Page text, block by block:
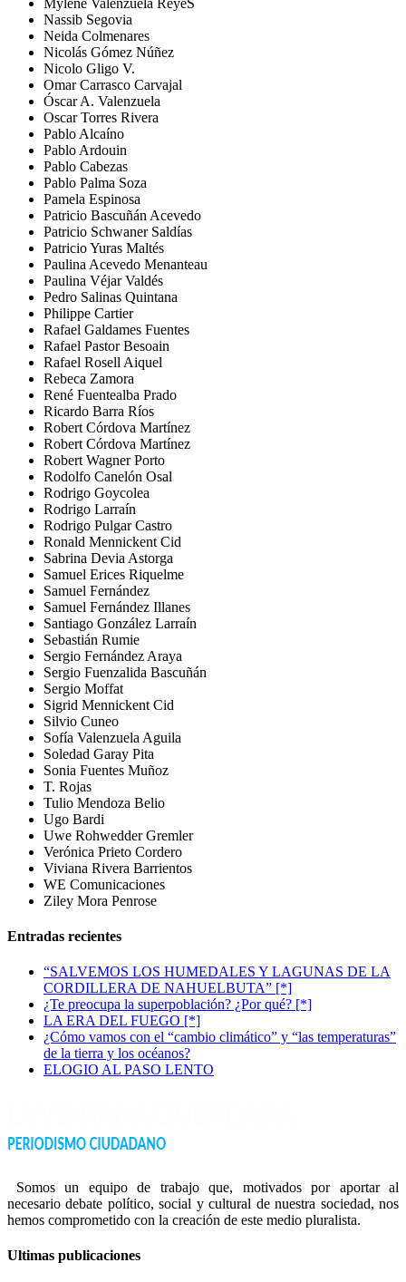
Nassib Segovia
Neida Colmenares
Nicolás Gómez Núñez
Nicolo Gligo V.
Omar Carrasco Carvajal
Óscar A. Valenzuela
Oscar Torres Rivera
Pablo Alcaíno
Pablo Ardouin
Pablo Cabezas
Pablo Palma Soza
Pamela Espinosa
Patricio Bascuñán Acevedo
Patricio Schwaner Saldías
Patricio Yuras Maltés
Paulina Acevedo Menanteau
Paulina Véjar Valdés
Pedro Salinas Quintana
Philippe Cartier
Rafael Galdames Fuentes
Rafael Pastor Besoain
Rafael Rosell Aiquel
Rebeca Zamora
René Fuentealba Prado
Ricardo Barra Ríos
Robert Córdova Martínez
Robert Córdova Martínez
Robert Wagner Porto
Rodolfo Canelón Osal
Rodrigo Goycolea
Rodrigo Larraín
Rodrigo Pulgar Castro
Ronald Mennickent Cid
Sabrina Devia Astorga
Samuel Erices Riquelme
Samuel Fernández
Samuel Fernández Illanes
Santiago González Larraín
Sebastián Rumie
Sergio Fernández Araya
Sergio Fuenzalida Bascuñán
Sergio Moffat
Sigrid Mennickent Cid
Silvio Cuneo
Sofía Valenzuela Aguila
Soledad Garay Pita
Sonia Fuentes Muñoz
T. Rojas
Tulio Mendoza Belio
Ugo Bardi
Uwe Rohwedder Gremler
Verónica Prieto Cordero
Viviana Rivera Barrientos
WE Comunicaciones
Ziley Mora Penrose
Entradas recientes
“SALVEMOS LOS HUMEDALES Y LAGUNAS DE LA
CORDILLERA DE NAHUELBUTA” [*]
¿Te preocupa la superpoblación? ¿Por qué? [*]
LA ERA DEL FUEGO [*]
¿Cómo vamos con el “cambio climático” y “las temperaturas”
de la tierra y los océanos?
ELOGIO AL PASO LENTO
Somos un equipo de trabajo que, motivados por aportar al
necesario debate político, social y cultural de nuestra sociedad, nos
hemos comprometido con la creación de este medio pluralista.
Ultimas publicaciones